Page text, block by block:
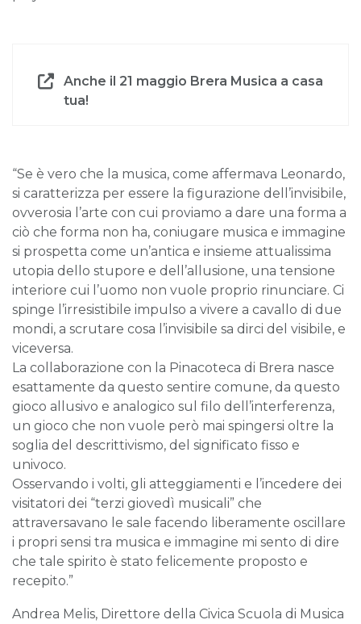
Anche il 21 maggio Brera Musica a casa
tua!
“Se è vero che la musica, come affermava Leonardo,
si caratterizza per essere la figurazione dell’invisibile,
ovverosia l’arte con cui proviamo a dare una forma a
ciò che forma non ha, coniugare musica e immagine
si prospetta come un’antica e insieme attualissima
utopia dello stupore e dell’allusione, una tensione
interiore cui l’uomo non vuole proprio rinunciare. Ci
spinge l’irresistibile impulso a vivere a cavallo di due
mondi, a scrutare cosa l’invisibile sa dirci del visibile, e
viceversa.
La collaborazione con la Pinacoteca di Brera nasce
esattamente da questo sentire comune, da questo
gioco allusivo e analogico sul filo dell’interferenza,
un gioco che non vuole però mai spingersi oltre la
soglia del descrittivismo, del significato fisso e
univoco.
Osservando i volti, gli atteggiamenti e l’incedere dei
visitatori dei “terzi giovedì musicali” che
attraversavano le sale facendo liberamente oscillare
i propri sensi tra musica e immagine mi sento di dire
che tale spirito è stato felicemente proposto e
recepito.”
Andrea Melis, Direttore della Civica Scuola di Musica